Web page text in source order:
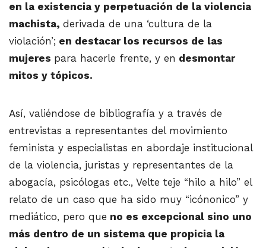
en la existencia y perpetuación de la violencia
machista, derivada de una ‘cultura de la
violación’; en destacar los recursos de las
mujeres para hacerle frente, y en desmontar
mitos y tópicos.
Así, valiéndose de bibliografía y a través de
entrevistas a representantes del movimiento
feminista y especialistas en abordaje institucional
de la violencia, juristas y representantes de la
abogacía, psicólogas etc., Velte teje “hilo a hilo” el
relato de un caso que ha sido muy “icónonico” y
mediático, pero que no es excepcional sino uno
más dentro de un sistema que propicia la